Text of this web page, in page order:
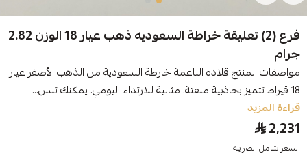
فرع (2) تعليقة خراطة السعوديه ذهب عيار 18 الوزن 2.82
جرام
مواصفات المنتج قلاده الناعمة ‏خارطة السعودية من الذهب الأصفر عيار
18 قيراط تتميز بجاذبية ملفتة. مثالية للارتداء اليومي. يمكنك تنس...
قراءة المزيد
2,231
السعر شامل الضريبه